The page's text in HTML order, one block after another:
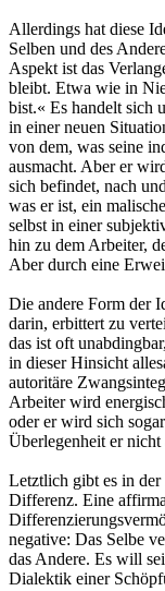
Allerdings hat diese
Selben und des
Aspekt ist das
bleibt. Etwa wie in
bist.« Es handelt sich
in einer neuen
von dem, was seine
ausmacht. Aber er
sich befindet, nach
was er ist, ein
selbst in einer
hin zu dem Arbeiter,
Aber durch eine
Die andere Form der
darin, erbittert zu
das ist oft
in dieser Hinsicht
autoritäre
Arbeiter wird
oder er wird sich
Überlegenheit er nicht
Letztlich gibt es in
Differenz. Eine
negative: Das Selbe
das Andere. Es will
Dialektik einer